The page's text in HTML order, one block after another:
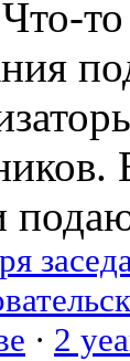
Что-
· 2